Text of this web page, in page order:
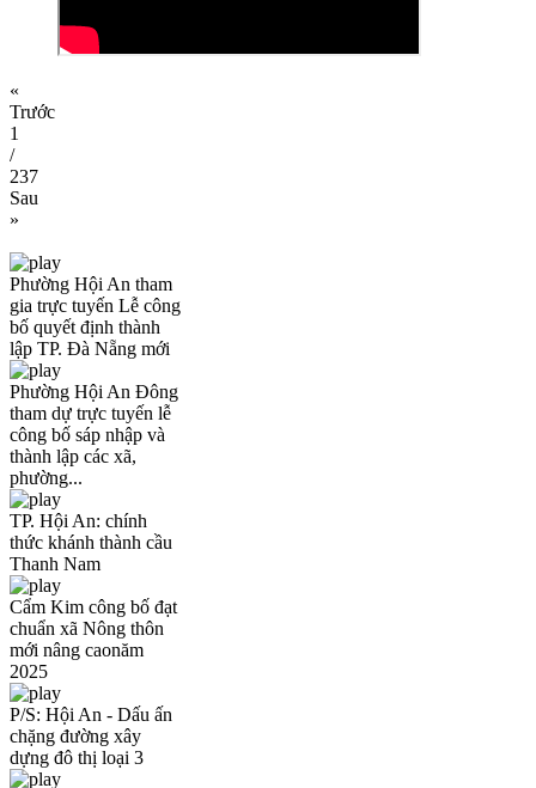
«
Trước
1
/
237
Sau
»
Phường Hội An tham
gia trực tuyến Lễ công
bố quyết định thành
lập TP. Đà Nẵng mới
Phường Hội An Đông
tham dự trực tuyến lễ
công bố sáp nhập và
thành lập các xã,
phường...
TP. Hội An: chính
thức khánh thành cầu
Thanh Nam
Cẩm Kim công bố đạt
chuẩn xã Nông thôn
mới nâng caonăm
2025
P/S: Hội An - Dấu ấn
chặng đường xây
dựng đô thị loại 3